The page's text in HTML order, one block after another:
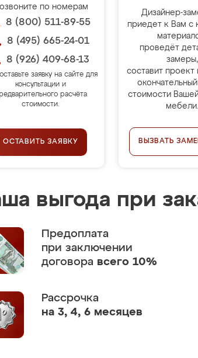
по номерам
8 (800) 511-89-55
8 (495) 665-24-01
8 (926) 409-68-13
заявку на сайте для
консультации и
расчёта
стоимости.
ОСТАВИТЬ ЗАЯВКУ
Дизайнер-
приедет к Вам с
проведёт
замеры,
составит проект
стоимости
мебели.
ВЫЗВАТЬ
выгода при
Предоплата
при заключении
договора всего 10%
Рассрочка
на 3, 4, 6 месяцев